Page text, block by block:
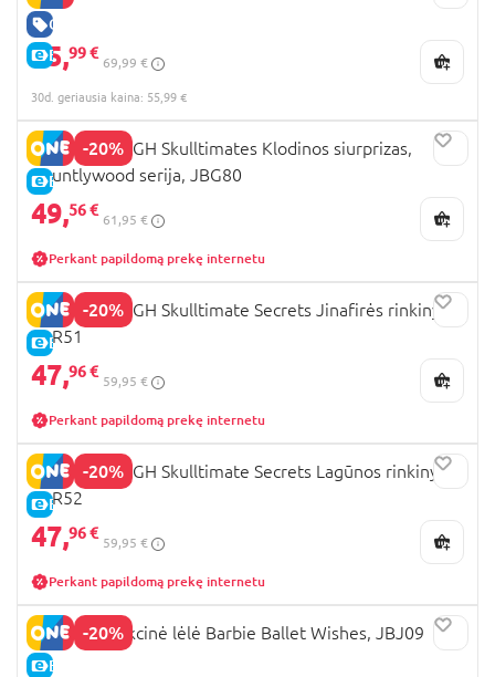
GERA KAINA
E-KAINA
55,99 €
69,99 €
30d. geriausia kaina: 55,99 €
-20%
E-KAINA
MONSTER HIGH Skulltimates Klodinos siurprizas,
Hauntlywood serija, JBG80
49,56 €
61,95 €
Perkant papildomą prekę internetu
-20%
E-KAINA
MONSTER HIGH Skulltimate Secrets Jinafirės rinkinys,
JDR51
47,96 €
59,95 €
Perkant papildomą prekę internetu
-20%
E-KAINA
MONSTER HIGH Skulltimate Secrets Lagūnos rinkinys,
JDR52
47,96 €
59,95 €
Perkant papildomą prekę internetu
-20%
E-KAINA
BARBIE kolekcinė lėlė Barbie Ballet Wishes, JBJ09